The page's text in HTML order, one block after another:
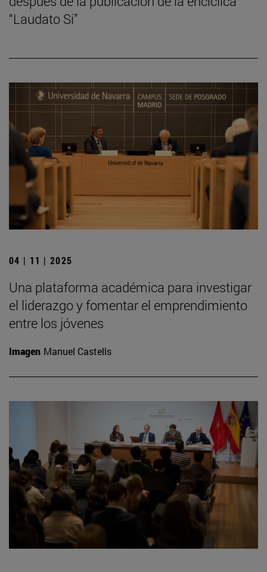
“Laudato Si”
04 | 11 | 2025
Una plataforma académica para investigar
el liderazgo y fomentar el emprendimiento
entre los jóvenes
Imagen Manuel Castells